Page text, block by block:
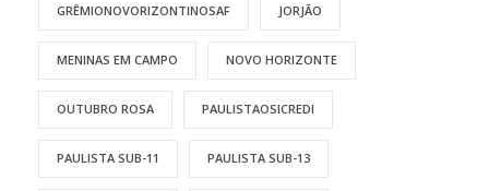
GRÊMIONOVORIZONTINOSAF JORJÃO
MENINAS EM CAMPO NOVO HORIZONTE
OUTUBRO ROSA PAULISTAOSICREDI
PAULISTA SUB-11 PAULISTA SUB-13